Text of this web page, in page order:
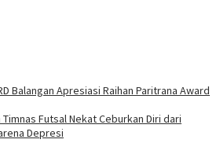
Balangan Apresiasi Raihan Paritrana Award
Timnas Futsal Nekat Ceburkan Diri dari
Depresi